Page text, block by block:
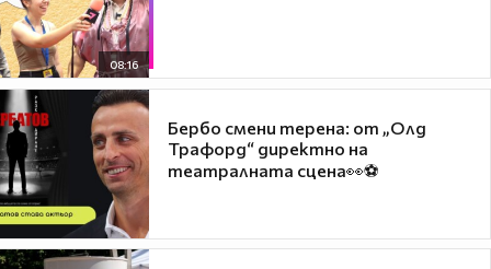
08:16
Бербо смени терена: от „Олд
Трафорд“ директно на
театралната сцена👀⚽